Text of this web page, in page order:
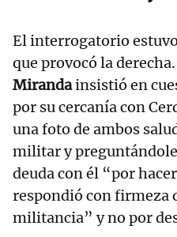
El interrogatorio
que provocó la
Mirandainsistió en
por su cercanía con
una foto de ambos
militar y
deuda con él “por
respondió con firmeza
militancia” y no por